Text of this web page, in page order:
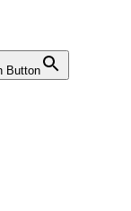
Button